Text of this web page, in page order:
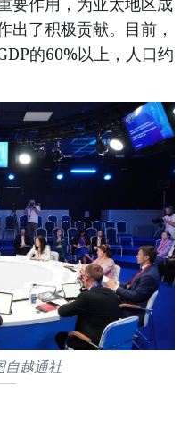
出了积极贡献。目前，
的60%以上，人口约
自越通社